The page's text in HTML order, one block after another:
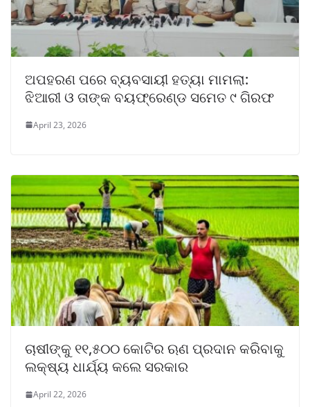
ଅପହରଣ ପରେ ବ୍ୟବସାୟୀ ହତ୍ୟା ମାମଲା:
ଝିଆରୀ ଓ ତାଙ୍କ ବୟଫ୍ରେଣ୍ଡ ସମେତ ୯ ଗିରଫ
April 23, 2026
ଚାଷୀଙ୍କୁ ୧୧,୫୦୦ କୋଟିର ଋଣ ପ୍ରଦାନ କରିବାକୁ
ଲକ୍ଷ୍ୟ ଧାର୍ଯ୍ୟ କଲେ ସରକାର
April 22, 2026